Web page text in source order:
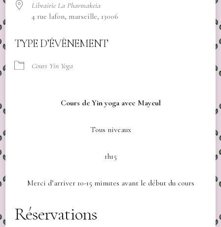
Librairie La Pharmakeia
4 rue lafon, marseille, 13006
TYPE D’ÉVÈNEMENT
Cours Yin Yoga
Cours de Yin yoga avec Mayeul
Tous niveaux
1h15
Merci d’arriver 10-15 minutes avant le début du cours
Réservations